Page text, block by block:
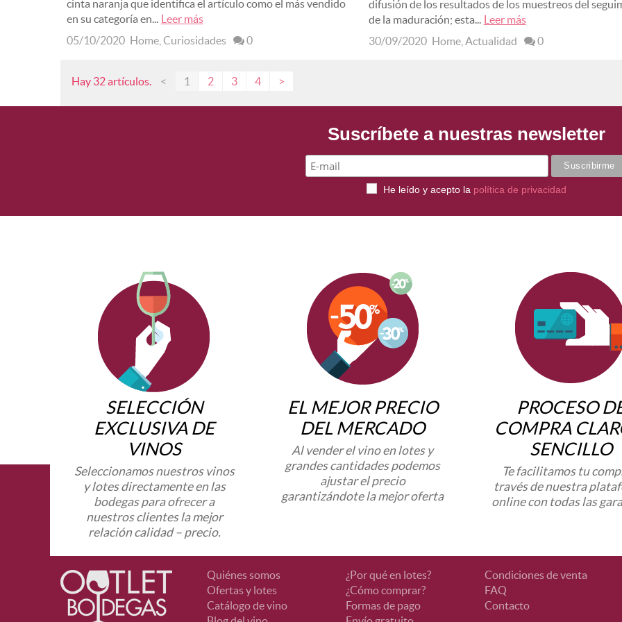
cinta naranja que identifica el artículo como el más vendido
en su categoría en... Leer más
05/10/2020 Home, Curiosidades 0
difusión de los resultados de los muestreos del
de la maduración; esta...
Leer más
30/09/2020 Home, Actualidad 0
Hay 32 artículos. < 1 2 3 4 >
Suscríbete a nuestras newsletter
He leído y acepto la política de privacidad
SELECCIÓN
EXCLUSIVA DE
VINOS
Seleccionamos nuestros vinos
y lotes directamente en las
bodegas para ofrecer a
nuestros clientes la mejor
relación calidad – precio.
EL MEJOR PRECIO
DEL MERCADO
Al vender el vino en lotes y
grandes cantidades podemos
ajustar el precio
garantizándote la mejor oferta
PROCESO
COMPRA
SENCILLO
Te facilitamos tu
través de nuestra
online con todas las
Quiénes somos
Ofertas y lotes
Catálogo de vino
¿Por qué en lotes?
¿Cómo comprar?
Formas de pago
Condiciones de venta
FAQ
Contacto